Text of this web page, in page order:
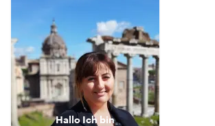
Hallo Ich bin